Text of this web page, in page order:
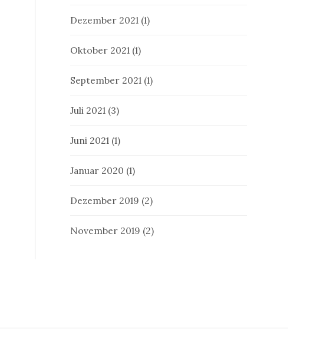
Dezember 2021 (1)
Oktober 2021 (1)
September 2021 (1)
Juli 2021 (3)
Juni 2021 (1)
Januar 2020 (1)
Dezember 2019 (2)
November 2019 (2)